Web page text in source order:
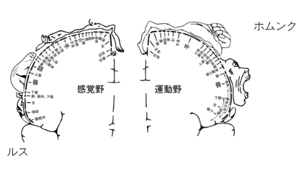
ホムンク
ルス